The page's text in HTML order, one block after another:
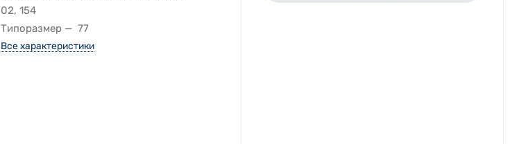
02, 154
Типоразмер
77
Все характеристики